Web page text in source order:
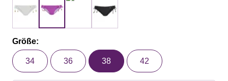
Größe:
34 36 38 42